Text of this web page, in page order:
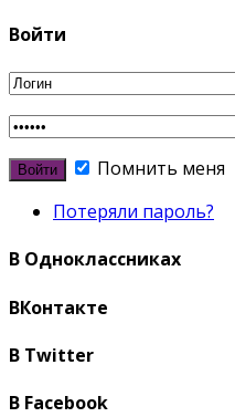
Войти
Помнить меня
Потеряли пароль?
В Одноклассниках
ВКонтакте
В Twitter
В Facebook